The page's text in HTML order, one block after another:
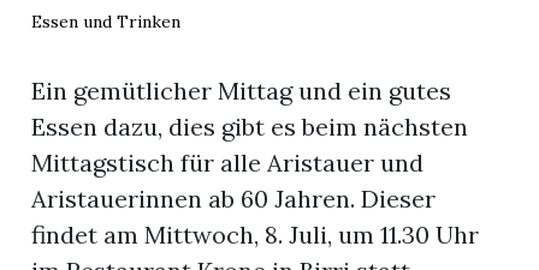
E-
Newsletter
Essen und Trinken
Ein gemütlicher Mittag und ein gutes
Essen dazu, dies gibt es beim nächsten
Mittagstisch für alle Aristauer und
Aristauerinnen ab 60 Jahren. Dieser
findet am Mittwoch, 8. Juli, um 11.30 Uhr